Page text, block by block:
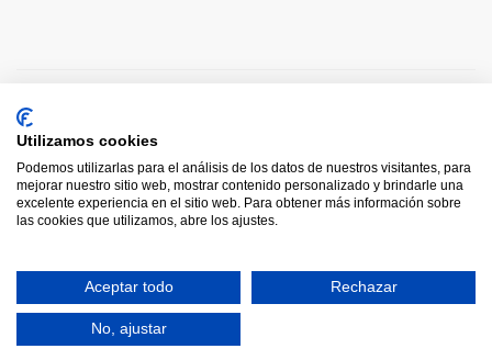
0
Utilizamos cookies
Podemos utilizarlas para el análisis de los datos de nuestros visitantes, para
mejorar nuestro sitio web, mostrar contenido personalizado y brindarle una
excelente experiencia en el sitio web. Para obtener más información sobre
las cookies que utilizamos, abre los ajustes.
Aceptar todo Rechazar
No, ajustar